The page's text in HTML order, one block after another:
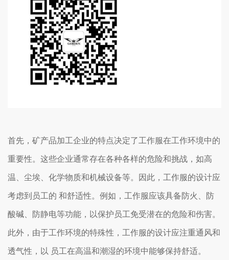
首先，矿产品加工企业的特点决定了工作服在工作环境中的
重要性。这些企业通常存在各种各样的危险和挑战，如高
温、尘埃、化学物质和机械设备等。因此，工作服的设计应
考虑到员工的 和舒适性。例如，工作服应该具备防火、防
酸碱、防静电等功能，以保护员工免受潜在的危险和伤害。
此外，由于工作环境的特殊性，工作服的设计应注重通风和
透气性，以 员工在高温和潮湿的环境中能够保持舒适。